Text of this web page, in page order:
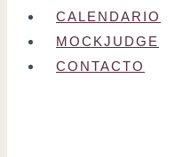
CALENDARIO
MOCKJUDGE
CONTACTO